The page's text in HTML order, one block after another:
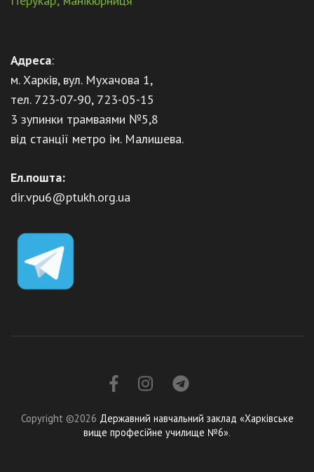
Адреса:
м. Харків, вул. Мухачова 1,
тел. 723-07-90, 723-05-15
3 зупинки трамваями №5,8
від станції метро ім. Малишева.
Ел.пошта:
dir.vpu6@ptukh.org.ua
Copyright ©2026 Державний навчальний заклад «Харківське
вище професійне училище №6».